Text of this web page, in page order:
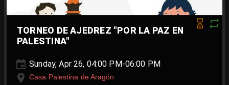
TORNEO DE AJEDREZ "POR LA PAZ EN
PALESTINA"
Sunday, Apr 26, 04:00 PM-06:00 PM
Casa Palestina de Aragón